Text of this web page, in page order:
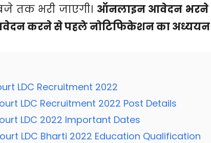
तक भरी जाएगी। ऑनलाइन आवेदन भरने
करने से पहले नोटिफिकेशन का
LDC Recruitment 2022
LDC Recruitment 2022 Post Details
LDC 2022 Important Dates
LDC Bharti 2022 Education Qualification